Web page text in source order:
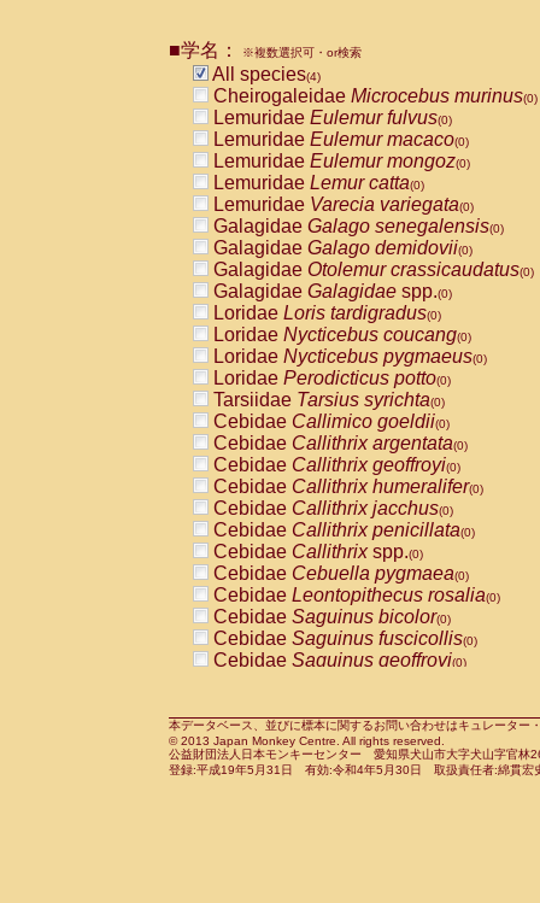
CercopithecidaeCercocebus
Cercopithecidae
CercopithecidaeCercocebus
CercopithecidaeCercocebus
CercopithecidaeCercocebusspp.
CercopithecidaeLophocebus
CercopithecidaePapio anubis
CercopithecidaePapio cynocephalus
CercopithecidaePapio hamadryas
CercopithecidaePapio papio(0)
CercopithecidaePapiospp.(0)
CercopithecidaeMandrillus
CercopithecidaeMandrillus sphinx
CercopithecidaeTheropithecus
CercopithecidaeMacaca arctoides
CercopithecidaeMacaca assamensis
Cercopithecidae Macaca
CercopithecidaeMacaca cyclopis
CercopithecidaeMacaca fascicularis
CercopithecidaeMacaca fuscaca
CercopithecidaeMacaca fuscata
CercopithecidaeMacaca fuscata
CercopithecidaeMacaca maura
CercopithecidaeMacaca mulatta
CercopithecidaeMacaca nemestrina
CercopithecidaeMacaca nigra(0)
CercopithecidaeMacaca radiata
CercopithecidaeMacaca silenus
CercopithecidaeMacaca sinica
CercopithecidaeMacaca tonkeana(0)
CercopithecidaeMacacahybrid(0)
CercopithecidaeMacaca spp.(0)
■学名： ※複数選択可・or検索
All species(4)
Cheirogaleidae Microcebus murinus(0)
Lemuridae Eulemur fulvus(0)
Lemuridae Eulemur macaco(0)
Lemuridae Eulemur mongoz(0)
Lemuridae Lemur catta(0)
Lemuridae Varecia variegata(0)
Galagidae Galago senegalensis(0)
Galagidae Galago demidovii(0)
Galagidae Otolemur crassicaudatus(0)
Galagidae Galagidae spp.(0)
Loridae Loris tardigradus(0)
Loridae Nycticebus coucang(0)
Loridae Nycticebus pygmaeus(0)
Loridae Perodicticus potto(0)
Tarsiidae Tarsius syrichta(0)
Cebidae Callimico goeldii(0)
Cebidae Callithrix argentata(0)
Cebidae Callithrix geoffroyi(0)
Cebidae Callithrix humeralifer(0)
Cebidae Callithrix jacchus(0)
Cebidae Callithrix penicillata(0)
Cebidae Callithrixspp.(0)
Cebidae Cebuella pygmaea(0)
Cebidae Leontopithecus rosalia(0)
Cebidae Saguinus bicolor(0)
Cebidae Saguinus fuscicollis(0)
Cebidae Saguinus geoffroyi(0)
CebidaeSaguinus leucopus(0)
CebidaeSaguinus midas(0)
Cebidae Saguinus mystax(0)
本データベース、並びに標本に関するお問い合わせはキュレータ
© 2013 Japan Monkey Centre. All rights reserved.
公益財団法人日本モンキーセンター 愛知県犬山市大字犬山字官
登録:平成19年5月31日 有効:令和4年5月30日 取扱責任者:綿貫宏